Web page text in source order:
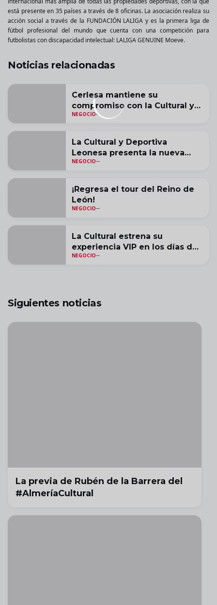
está presente en 35 países a través de 8 oficinas. La asociación realiza su
acción social a través de la FUNDACIÓN LALIGA y es la primera liga de
fútbol profesional del mundo que cuenta con una competición para
futbolistas con discapacidad intelectual: LALIGA GENUINE Moeve.
Noticias relacionadas
Cerlesa mantiene su
compromiso con la Cultural y
Deportiva Leonesa
NEGOCIO
La Cultural y Deportiva
Leonesa presenta la nueva
imagen de marca del estadio
NEGOCIO
¡Regresa el tour del Reino de
León!
NEGOCIO
La Cultural estrena su
experiencia VIP en los días de
partido
NEGOCIO
Siguientes noticias
La previa de Rubén de la Barrera del
#AlmeríaCultural